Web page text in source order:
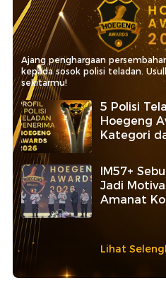
Ajang penghargaan
kepada sosok polisi teladan.
sekitarmu!
5 Polisi
Hoegeng
Kategori
IM57+
Jadi
Amanat
Lihat